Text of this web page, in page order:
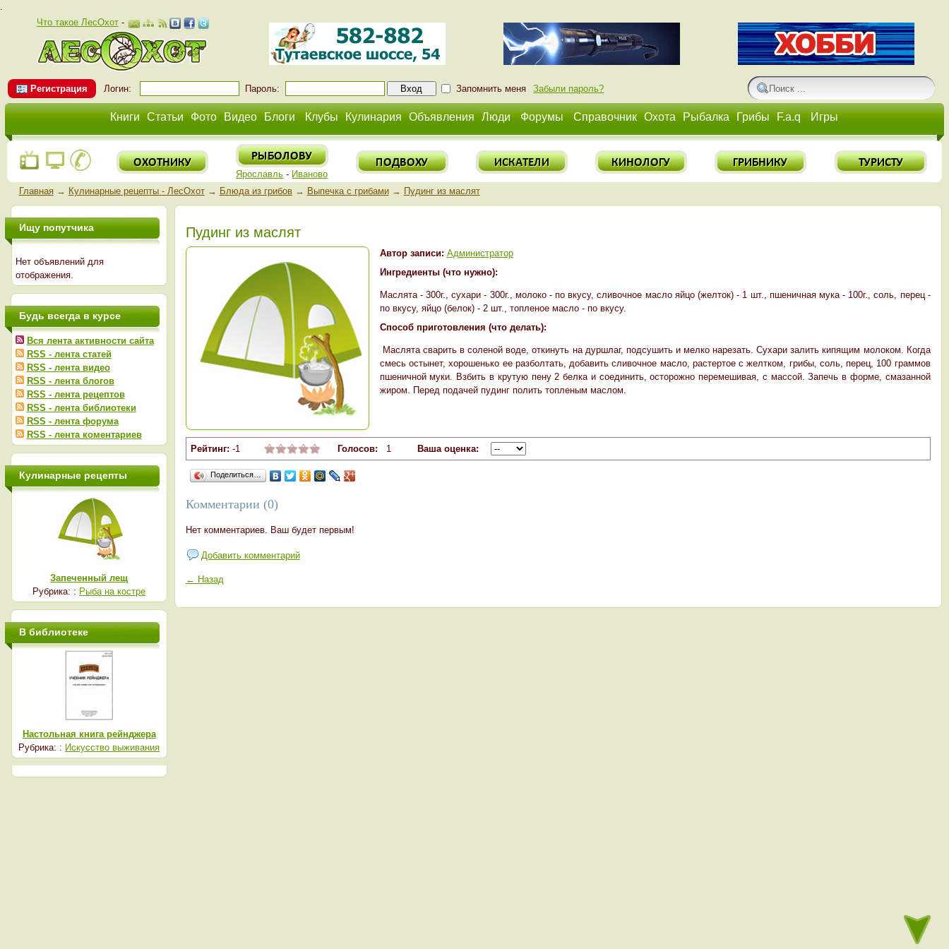
.
Что такое ЛесОхот-
Регистрация Логин: Пароль: Запомнить меня Забыли пароль?
Книги Статьи Фото Видео Блоги Клубы Кулинария Объявления Люди Форумы Справочник Охота Рыбалка Грибы F.a.q Игры
Ярославль - Иваново
Главная→ Кулинарные рецепты - ЛесОхот→ Блюда из грибов→ Выпечка с грибами→ Пудинг из маслят
Пудинг из маслят
Автор записи: Администратор
Ингредиенты (что нужно):
Маслята - 300г., сухари - 300г., молоко - по вкусу, сливочное масло яйцо (желток) - 1 шт., пшеничная мука - 100г., соль, перец -
по вкусу, яйцо (белок) - 2 шт., топленое масло - по вкусу.
Способ приготовления (что делать):
Маслята сварить в соленой воде, откинуть на дуршлаг, подсушить и мелко нарезать. Сухари залить кипящим молоком. Когда
смесь остынет, хорошенько ее разболтать, добавить сливочное масло, растертое с желтком, грибы, соль, перец, 100 граммов
пшеничной муки. Взбить в крутую пену 2 белка и соединить, осторожно перемешивая, с массой. Запечь в форме, смазанной
жиром. Перед подачей пудинг полить топленым маслом.
Рейтинг: -1 Голосов: 1 Ваша оценка:
Поделиться…
Комментарии (0)
Нет комментариев. Ваш будет первым!
Добавить комментарий
← Назад
Ищу попутчика
Нет объявлений для
отображения.
Будь всегда в курсе
Вся лента активности сайта
RSS - лента статей
RSS - лента видео
RSS - лента блогов
RSS - лента рецептов
RSS - лента библиотеки
RSS - лента форума
RSS - лента коментариев
Кулинарные рецепты
Запеченный лещ
Рубрика: : Рыба на костре
В библиотеке
Настольная книга рейнджера
Рубрика: : Искусство выживания